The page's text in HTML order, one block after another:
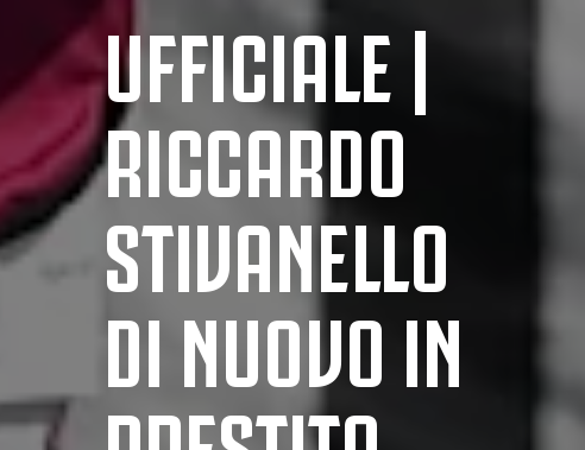
UFFICIALE |
RICCARDO
STIVANELLO
DI NUOVO IN